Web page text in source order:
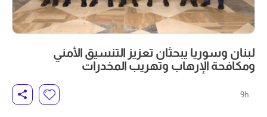
لبنان وسوريا يبحثان تعزيز التنسيق الأمني
ومكافحة الإرهاب وتهريب المخدرات
9h